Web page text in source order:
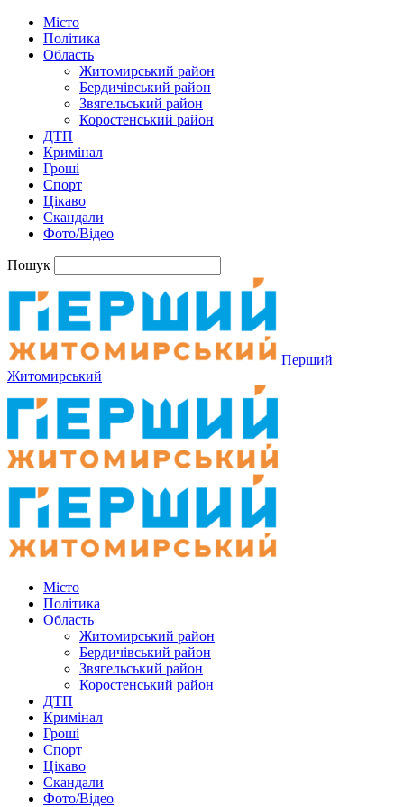
Місто
Політика
Область
Житомирський район
Бердичівський район
Звягельський район
Коростенський район
ДТП
Кримінал
Гроші
Спорт
Цікаво
Скандали
Фото/Відео
Пошук
Перший
Житомирський
Місто
Політика
Область
Житомирський район
Бердичівський район
Звягельський район
Коростенський район
ДТП
Кримінал
Гроші
Спорт
Цікаво
Скандали
Фото/Відео